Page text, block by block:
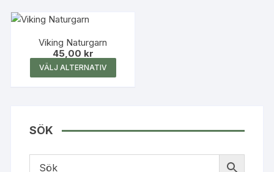
Viking Naturgarn
45,00 kr
VÄLJ ALTERNATIV
här
De
SÖK